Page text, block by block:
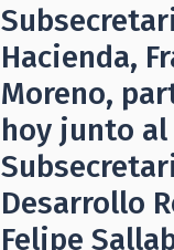
Hacienda,
Moreno,
hoy junto al
Desarrollo
Felipe